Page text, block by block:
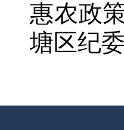
惠农政
塘区纪